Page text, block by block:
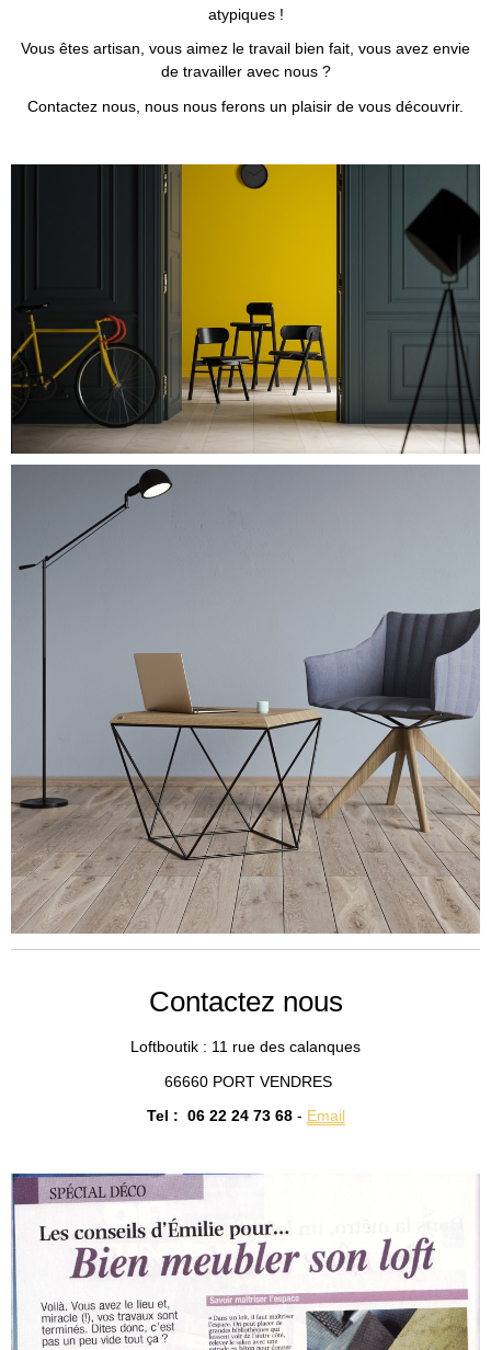
atypiques !
Vous êtes artisan, vous aimez le travail bien fait, vous avez envie
de travailler avec nous ?
Contactez nous, nous nous ferons un plaisir de vous découvrir.
Contactez nous
Loftboutik : 11 rue des calanques
66660 PORT VENDRES
Tel : 06 22 24 73 68- Email